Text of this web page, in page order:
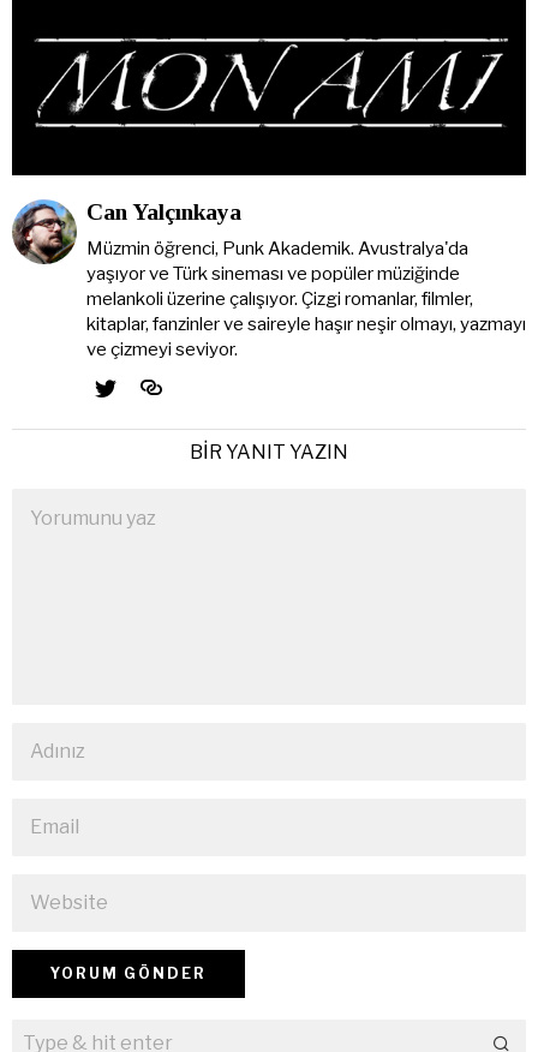
Can Yalçınkaya
Müzmin öğrenci, Punk Akademik. Avustralya'da
yaşıyor ve Türk sineması ve popüler müziğinde
melankoli üzerine çalışıyor. Çizgi romanlar, filmler,
kitaplar, fanzinler ve saireyle haşır neşir olmayı, yazmayı
ve çizmeyi seviyor.
BIR YANIT YAZIN